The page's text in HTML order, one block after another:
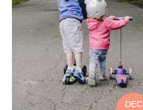
DEC